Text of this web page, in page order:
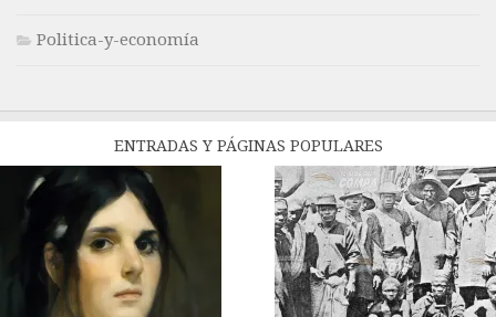
Politica-y-economía
ENTRADAS Y PÁGINAS POPULARES